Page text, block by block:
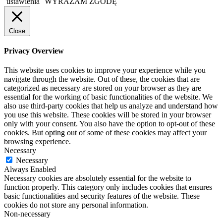
Close
Privacy Overview
This website uses cookies to improve your experience while you
navigate through the website. Out of these, the cookies that are
categorized as necessary are stored on your browser as they are
essential for the working of basic functionalities of the website. We
also use third-party cookies that help us analyze and understand how
you use this website. These cookies will be stored in your browser
only with your consent. You also have the option to opt-out of these
cookies. But opting out of some of these cookies may affect your
browsing experience.
Necessary
Necessary
Always Enabled
Necessary cookies are absolutely essential for the website to
function properly. This category only includes cookies that ensures
basic functionalities and security features of the website. These
cookies do not store any personal information.
Non-necessary